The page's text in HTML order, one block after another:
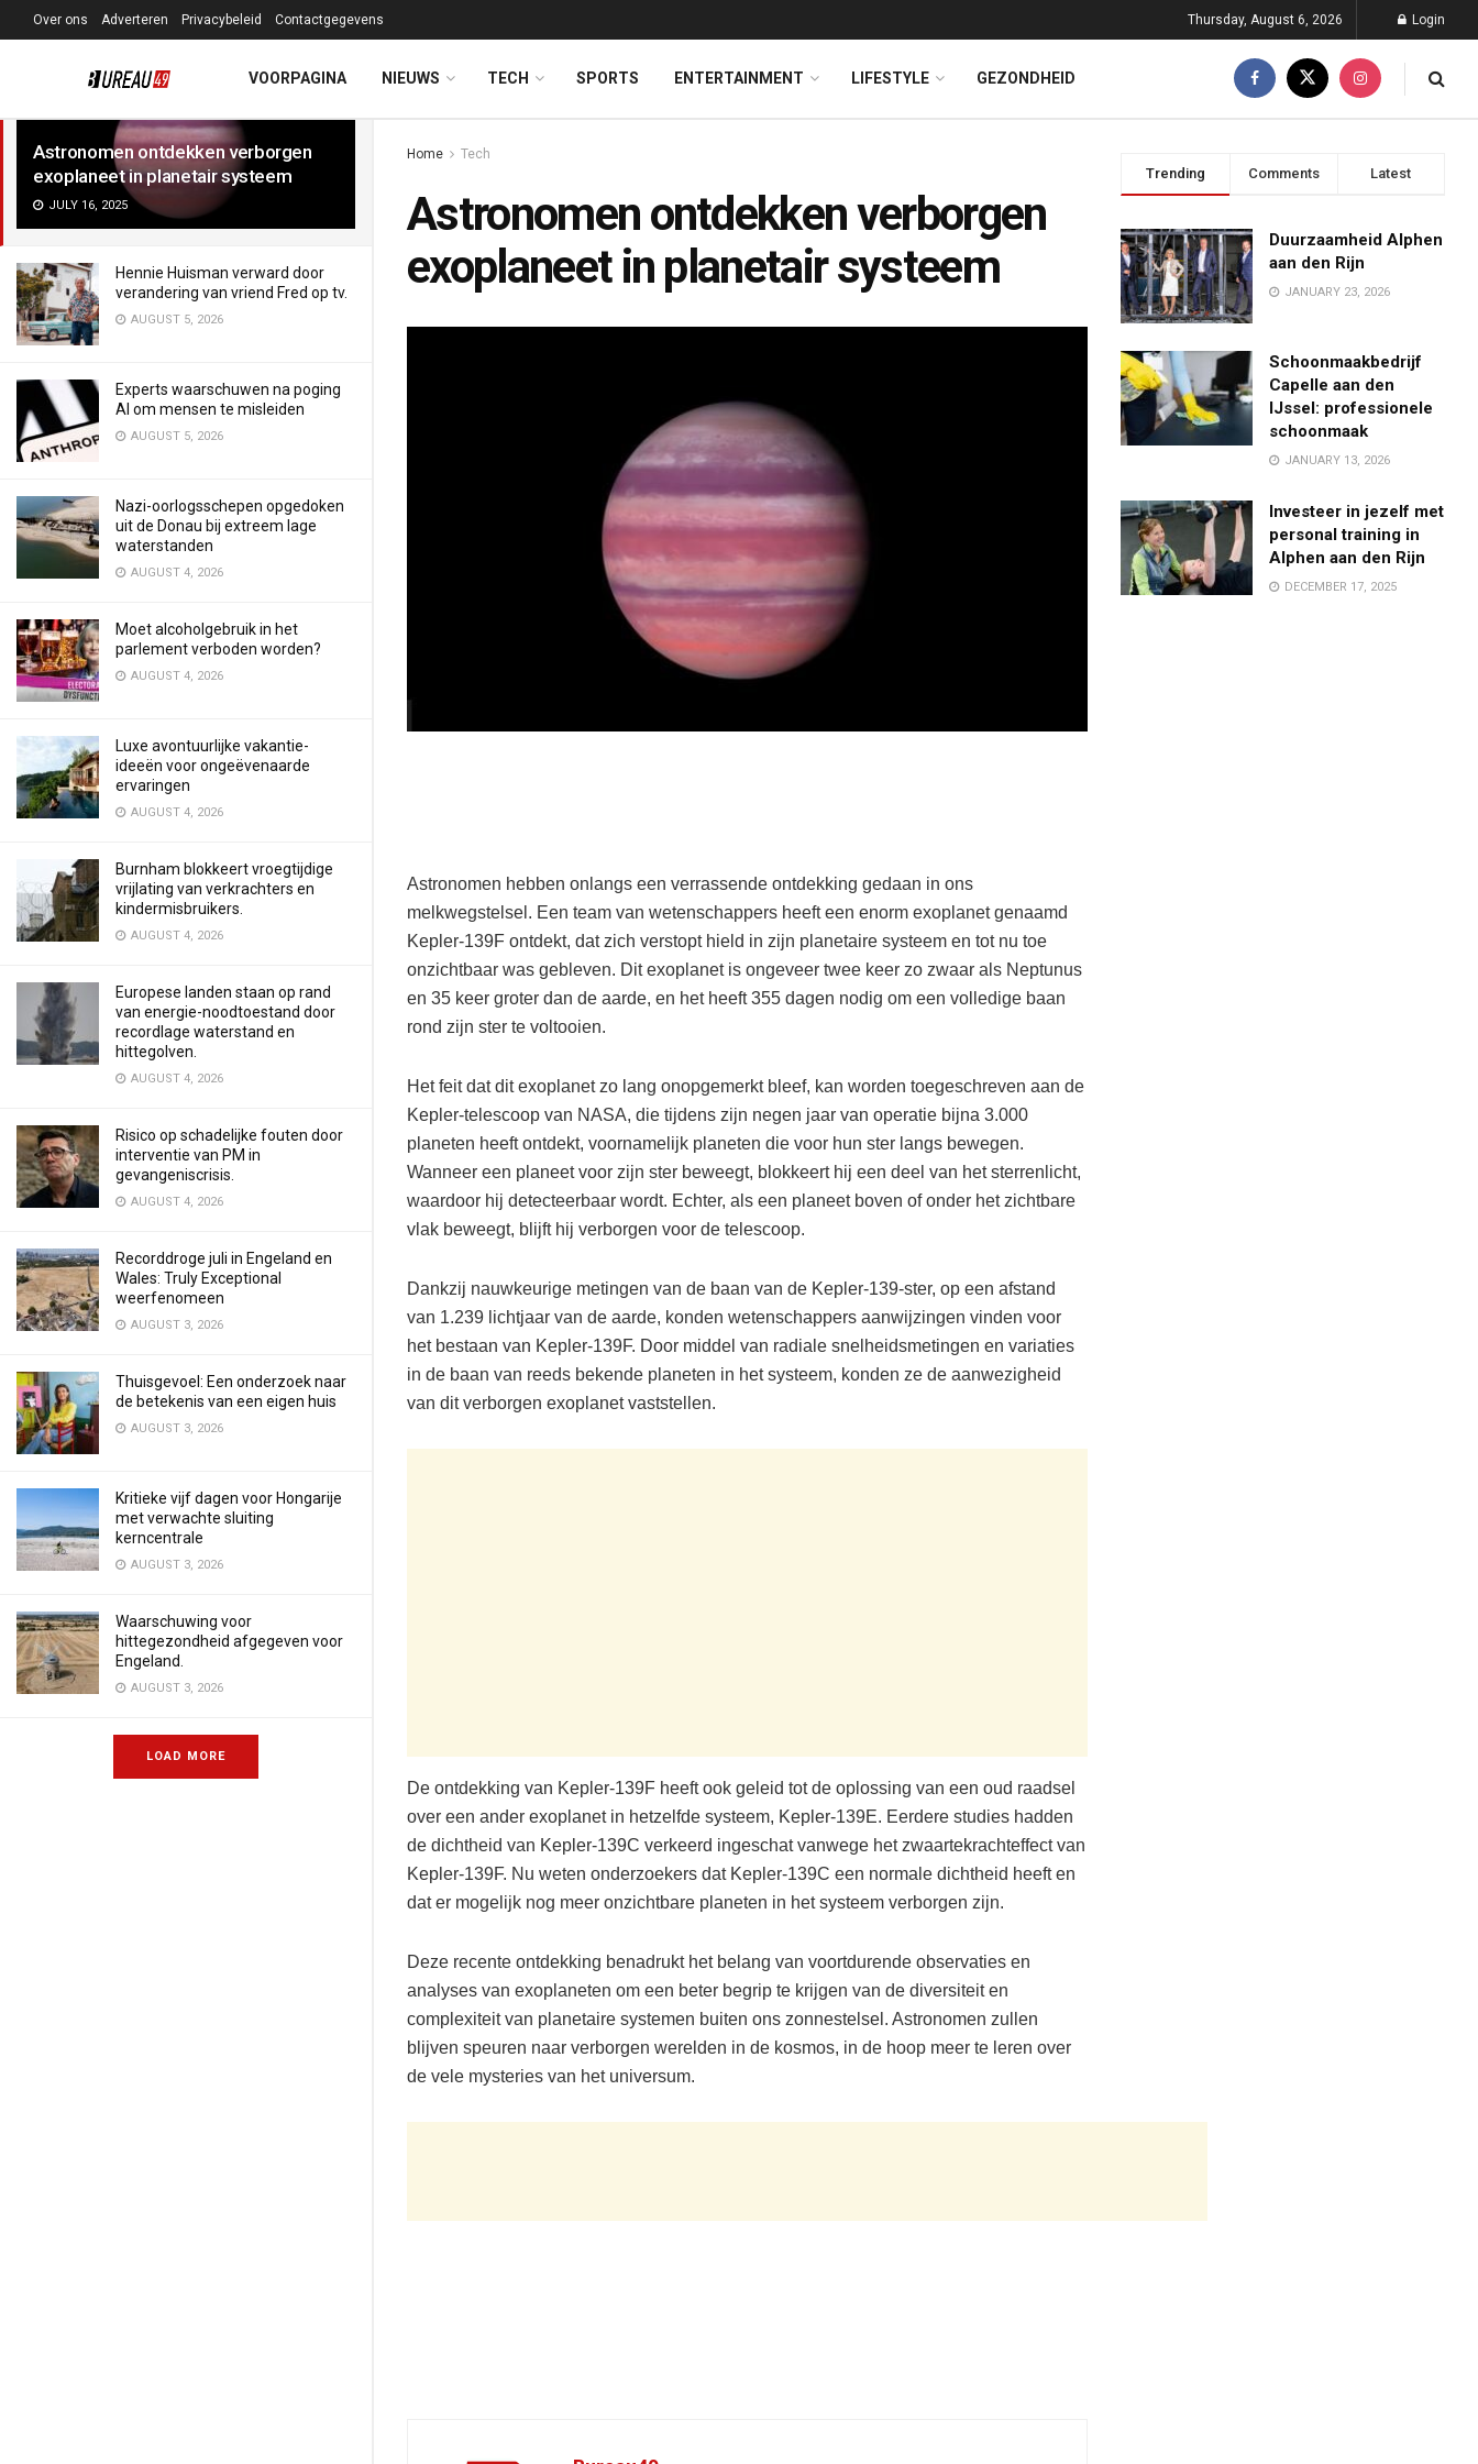
LATEST TRENDING Filter
Astronomen ontdekken verborgen
exoplaneet in planetair systeem
JULY 16, 2025
Hennie Huisman verward door
verandering van vriend Fred op tv.
AUGUST 5, 2026
Experts waarschuwen na poging
AI om mensen te misleiden
AUGUST 5, 2026
Nazi-oorlogsschepen opgedoken
uit de Donau bij extreem lage
waterstanden
AUGUST 4, 2026
Moet alcoholgebruik in het
parlement verboden worden?
AUGUST 4, 2026
Luxe avontuurlijke vakantie-
ideeën voor ongeëvenaarde
ervaringen
AUGUST 4, 2026
Burnham blokkeert vroegtijdige
vrijlating van verkrachters en
kindermisbruikers.
AUGUST 4, 2026
Europese landen staan op rand
van energie-noodtoestand door
recordlage waterstand en
hittegolven.
AUGUST 4, 2026
Risico op schadelijke fouten door
interventie van PM in
gevangeniscrisis.
AUGUST 4, 2026
Recorddroge juli in Engeland en
Wales: Truly Exceptional
weerfenomeen
AUGUST 3, 2026
Thuisgevoel: Een onderzoek naar
de betekenis van een eigen huis
AUGUST 3, 2026
Kritieke vijf dagen voor Hongarije
met verwachte sluiting
kerncentrale
AUGUST 3, 2026
Waarschuwing voor
hittegezondheid afgegeven voor
Engeland.
AUGUST 3, 2026
LOAD MORE
Over ons Adverteren Privacybeleid Contactgegevens Thursday, August 6, 2026 Login
VOORPAGINA NIEUWS TECH SPORTS ENTERTAINMENT LIFESTYLE GEZONDHEID
Home Tech
Astronomen ontdekken verborgen
exoplaneet in planetair systeem
Astronomen hebben onlangs een verrassende ontdekking gedaan in ons
melkwegstelsel. Een team van wetenschappers heeft een enorm exoplanet genaamd
Kepler-139F ontdekt, dat zich verstopt hield in zijn planetaire systeem en tot nu toe
onzichtbaar was gebleven. Dit exoplanet is ongeveer twee keer zo zwaar als Neptunus
en 35 keer groter dan de aarde, en het heeft 355 dagen nodig om een volledige baan
rond zijn ster te voltooien.
Het feit dat dit exoplanet zo lang onopgemerkt bleef, kan worden toegeschreven aan de
Kepler-telescoop van NASA, die tijdens zijn negen jaar van operatie bijna 3.000
planeten heeft ontdekt, voornamelijk planeten die voor hun ster langs bewegen.
Wanneer een planeet voor zijn ster beweegt, blokkeert hij een deel van het sterrenlicht,
waardoor hij detecteerbaar wordt. Echter, als een planeet boven of onder het zichtbare
vlak beweegt, blijft hij verborgen voor de telescoop.
Dankzij nauwkeurige metingen van de baan van de Kepler-139-ster, op een afstand
van 1.239 lichtjaar van de aarde, konden wetenschappers aanwijzingen vinden voor
het bestaan van Kepler-139F. Door middel van radiale snelheidsmetingen en variaties
in de baan van reeds bekende planeten in het systeem, konden ze de aanwezigheid
van dit verborgen exoplanet vaststellen.
De ontdekking van Kepler-139F heeft ook geleid tot de oplossing van een oud raadsel
over een ander exoplanet in hetzelfde systeem, Kepler-139E. Eerdere studies hadden
de dichtheid van Kepler-139C verkeerd ingeschat vanwege het zwaartekrachteffect van
Kepler-139F. Nu weten onderzoekers dat Kepler-139C een normale dichtheid heeft en
dat er mogelijk nog meer onzichtbare planeten in het systeem verborgen zijn.
Deze recente ontdekking benadrukt het belang van voortdurende observaties en
analyses van exoplaneten om een beter begrip te krijgen van de diversiteit en
complexiteit van planetaire systemen buiten ons zonnestelsel. Astronomen zullen
blijven speuren naar verborgen werelden in de kosmos, in de hoop meer te leren over
de vele mysteries van het universum.
Trending Comments Latest
Duurzaamheid Alphen
aan den Rijn
JANUARY 23, 2026
Schoonmaakbedrijf
Capelle aan den
IJssel: professionele
schoonmaak
JANUARY 13, 2026
Investeer in jezelf met
personal training in
Alphen aan den Rijn
DECEMBER 17, 2025